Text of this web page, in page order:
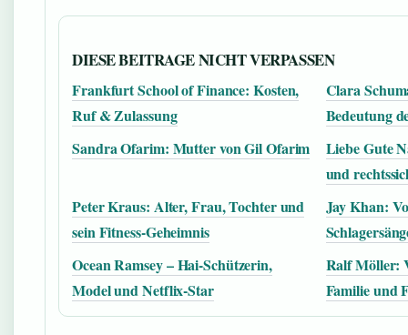
DIESE BEITRAGE NICHT VERPASSEN
Frankfurt School of Finance: Kosten,
Ruf & Zulassung
Clara
Bedeutung
Sandra Ofarim: Mutter von Gil Ofarim
Liebe Gute
und
Peter Kraus: Alter, Frau, Tochter und
sein Fitness-Geheimnis
Jay Khan:
Ocean Ramsey – Hai-Schützerin,
Model und Netflix-Star
Ralf Möller:
Familie und